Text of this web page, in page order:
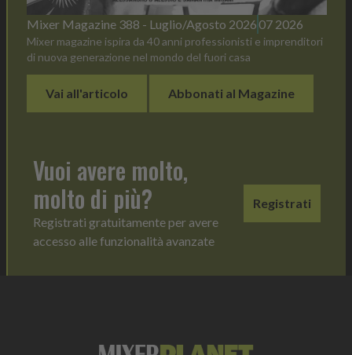
Mixer Magazine 388 - Luglio/Agosto 2026 07 2026
Mixer magazine ispira da 40 anni professionisti e imprenditori
di nuova generazione nel mondo del fuori casa
Vai all'articolo Abbonati al Magazine
Vuoi avere molto,
molto di più?
Registrati gratuitamente per avere
accesso alle funzionalità avanzate
Registrati